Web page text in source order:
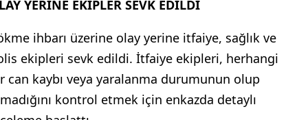
YERİNE EKİPLER SEVK EDİLDİ
ihbarı üzerine olay yerine itfaiye, sağlık ve
ekipleri sevk edildi. İtfaiye ekipleri, herhangi
can kaybı veya yaralanma durumunun olup
kontrol etmek için enkazda detaylı